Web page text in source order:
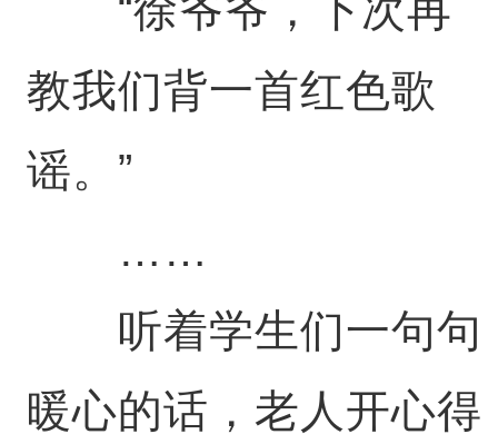
“徐爷爷，下次再
教我们背一首红色歌
谣。”
……
听着学生们一句句
暖心的话，老人开心得